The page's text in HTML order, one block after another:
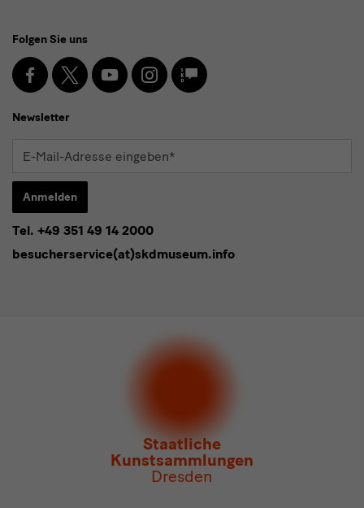
Media
und
Newsletter
Folgen Sie uns
Facebook
X YoutubeInstagramSKD
Blog
Newsletter
E-
Adresse
Anmelden
* Pflichtfeld
Ich stimme derDatenschutzerklärung
der Staatlichen Kunstsammlungen
Museum für Sächsische Volkskunst
Tel. +49 351 49 14 2000
besucherservice(at)skdmuseum.info
Staatliche
Kunstsammlungen
Dresden